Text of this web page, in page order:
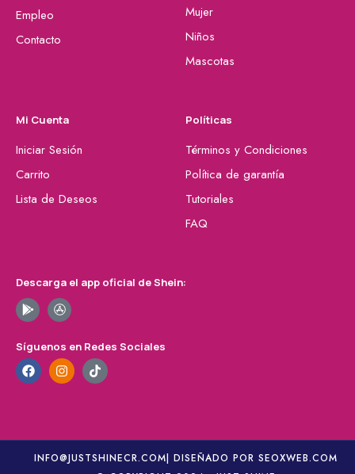
Empleo
Contacto
Mujer
Niños
Mascotas
Mi Cuenta
Iniciar Sesión
Carrito
Lista de Deseos
Políticas
Términos y Condiciones
Política de garantía
Tutoriales
FAQ
Descarga el app oficial de Shein:
Síguenos en Redes Sociales
INFO@JUSTSHINECR.COM| DISEÑADO POR SEOXWEB.COM